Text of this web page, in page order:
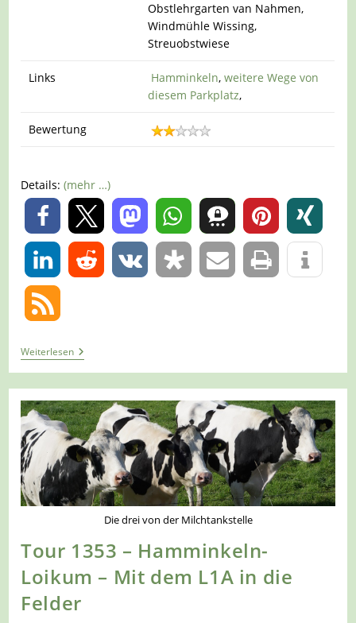
Obstlehrgarten van Nahmen,
Windmühle Wissing,
Streuobstwiese
Links Hamminkeln,weitere Wege von
diesem Parkplatz,
Bewertung
Details:(mehr …)
0
0
WeiterlesenTour
1356
–
Hamminkeln
–
Wanderweg
H1A
Die drei von der Milchtankstelle
Tour 1353 – Hamminkeln-
Loikum – Mit dem L1A in die
Felder